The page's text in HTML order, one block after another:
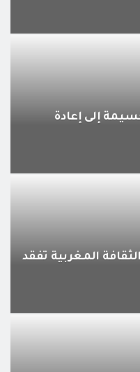
إلى إعادة
المغربية تفقد